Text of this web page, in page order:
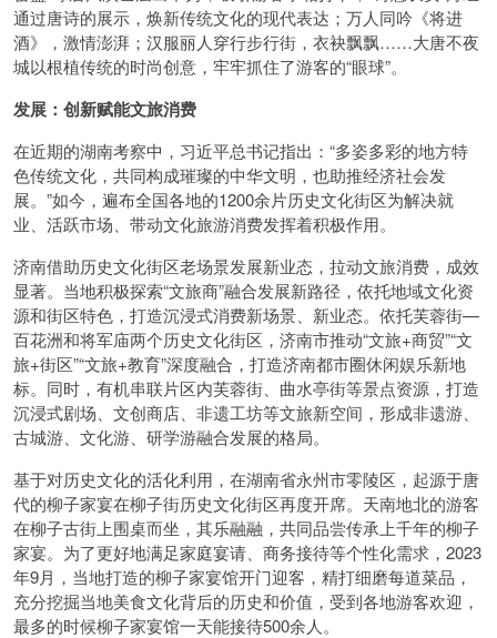
通过唐诗的展示，焕新传统文化的现代表达；万人同吟《将进
酒》，激情澎湃；汉服丽人穿行步行街，衣袂飘飘……大唐不夜
城以根植传统的时尚创意，牢牢抓住了游客的“眼球”。
发展：创新赋能文旅消费
在近期的湖南考察中，习近平总书记指出：“多姿多彩的地方特
色传统文化，共同构成璀璨的中华文明，也助推经济社会发
展。”如今，遍布全国各地的1200余片历史文化街区为解决就
业、活跃市场、带动文化旅游消费发挥着积极作用。
济南借助历史文化街区老场景发展新业态，拉动文旅消费，成效
显著。当地积极探索“文旅商”融合发展新路径，依托地域文化资
源和街区特色，打造沉浸式消费新场景、新业态。依托芙蓉街—
百花洲和将军庙两个历史文化街区，济南市推动“文旅+商贸”“文
旅+街区”“文旅+教育”深度融合，打造济南都市圈休闲娱乐新地
标。同时，有机串联片区内芙蓉街、曲水亭街等景点资源，打造
沉浸式剧场、文创商店、非遗工坊等文旅新空间，形成非遗游、
古城游、文化游、研学游融合发展的格局。
基于对历史文化的活化利用，在湖南省永州市零陵区，起源于唐
代的柳子家宴在柳子街历史文化街区再度开席。天南地北的游客
在柳子古街上围桌而坐，其乐融融，共同品尝传承上千年的柳子
家宴。为了更好地满足家庭宴请、商务接待等个性化需求，2023
年9月，当地打造的柳子家宴馆开门迎客，精打细磨每道菜品，
充分挖掘当地美食文化背后的历史和价值，受到各地游客欢迎，
最多的时候柳子家宴馆一天能接待500余人。